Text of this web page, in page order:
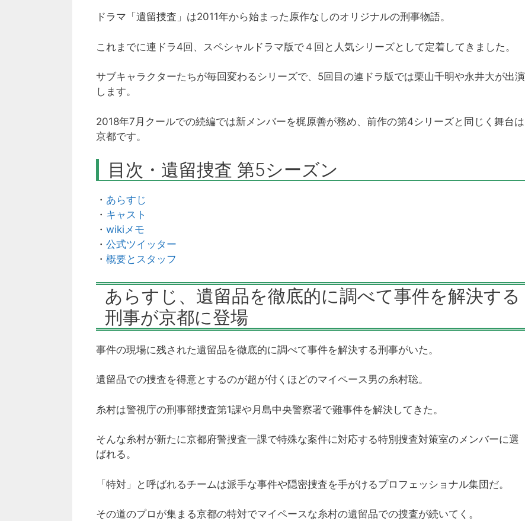
ドラマ「遺留捜査」は2011年から始まった原作なしのオリジナルの刑事物語。
これまでに連ドラ4回、スペシャルドラマ版で４回と人気シリーズとして定着してきました。
サブキャラクターたちが毎回変わるシリーズで、5回目の連ドラ版では栗山千明や永井大が出演
します。
2018年7月クールでの続編では新メンバーを梶原善が務め、前作の第4シリーズと同じく舞台は
京都です。
目次・遺留捜査 第5シーズン
・ あらすじ
・ キャスト
・ wikiメモ
・ 公式ツイッター
・ 概要とスタッフ
あらすじ、遺留品を徹底的に調べて事件を解決する
刑事が京都に登場
事件の現場に残された遺留品を徹底的に調べて事件を解決する刑事がいた。
遺留品での捜査を得意とするのが超が付くほどのマイペース男の糸村聡。
糸村は警視庁の刑事部捜査第1課や月島中央警察署で難事件を解決してきた。
そんな糸村が新たに京都府警捜査一課で特殊な案件に対応する特別捜査対策室のメンバーに選
ばれる。
「特対」と呼ばれるチームは派手な事件や隠密捜査を手がけるプロフェッショナル集団だ。
その道のプロが集まる京都の特対でマイペースな糸村の遺留品での捜査が続いてく。